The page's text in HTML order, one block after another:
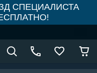
СПЕЦИАЛИСТА